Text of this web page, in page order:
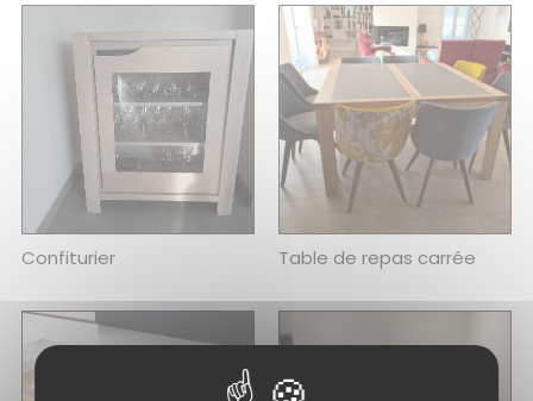
Confiturier Table de repas carrée